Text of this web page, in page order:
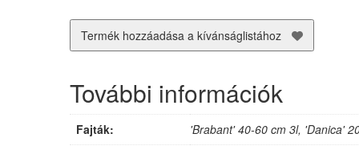
20-
60
cm
Termék hozzáadása a kívánságlistához
További információk
Fajták: 'Brabant' 40-60 cm 3l, 'Danica'